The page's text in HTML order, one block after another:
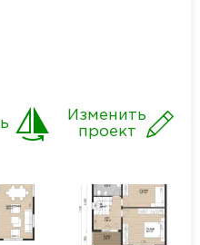
Изменить
проект